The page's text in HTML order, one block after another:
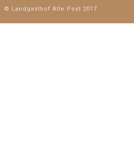
© Landgasthof Alte Post 2017